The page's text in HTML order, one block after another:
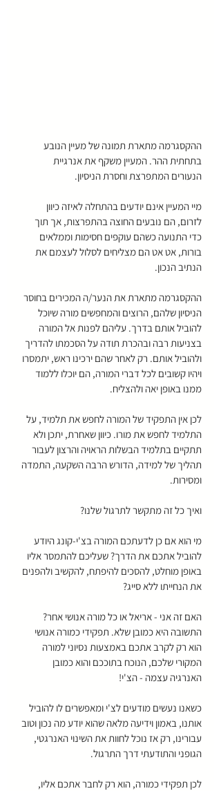
ההקסגרמה מתארת תמונה של מעיין הנובע
בתחתית ההר. המעיין משקף את אנרגיית
הנעורים המתפרצת וחסרת הניסיון.
מיי המעיין אינם יודעים בהתחלה לאיזה כיוון
לזרום, הם נובעים החוצה בהתפרצות, אך תוך
כדי התנועה כשהם עוקפים חסימות וממלאים
בורות, אט אט הם מצליחים לסלול לעצמם את
הנתיב הנכון.
ההקסגרמה מתארת את הנער/ה המכירים בחוסר
הניסיון שלהם, הרוצים והמחפשים מורה שיוכל
להוביל אותם בדרך. עליהם לפנות אל המורה
בצניעות רבה ובהכרת תודה על הסכמתו להדריך
ולהוביל אותם. רק לאחר שהם ירכינו ראש, יתמסרו
ויהיו קשובים לכל דברי המורה, הם יוכלו ללמוד
ממנו באופן יאה ולהצליח.
לכן אין התפקיד של המורה לחפש את תלמיד, על
התלמיד לחפש את מורו. כיוון שאחרת, יתכן ולא
תתקיים בתלמיד הבשלות הראויה והרצון לעבור
תהליך של למידה, הדורש הרבה השקעה, התמדה
ומסירות.
ואיך כל זה מתקשר לתרגול שלנו?
מי הוא אם כן לדעתכם המורה בצ'י-קונג היודע
להוביל אתכם את הדרך? שעליכם להתמסר אליו
באופן מוחלט, להסכים להיפתח, להקשיב ולהפנים
את הנחייתו ללא סייג?
האם זה אני - אריאל או כל מורה אנושי אחר?
התשובה היא כמובן שלא. תפקידי כמורה אנושי
הוא רק לקרב אתכם באמצעות נסיוני למורה
המקורי שלכם, הנוכח בתוככם והוא כמובן
האנרגיה עצמה - הצ'י!
כשאנו נעשים מודעים לצ'י ומאפשרים לו להוביל
אותנו, באמון וידיעה מלאה שהוא יודע מה נכון וטוב
עבורינו, רק אז נוכל לחוות את השינוי האנרגטי,
הגופני והתודעתי דרך התרגול.
לכן תפקידי כמורה, הוא רק לחבר אתכם אליו,